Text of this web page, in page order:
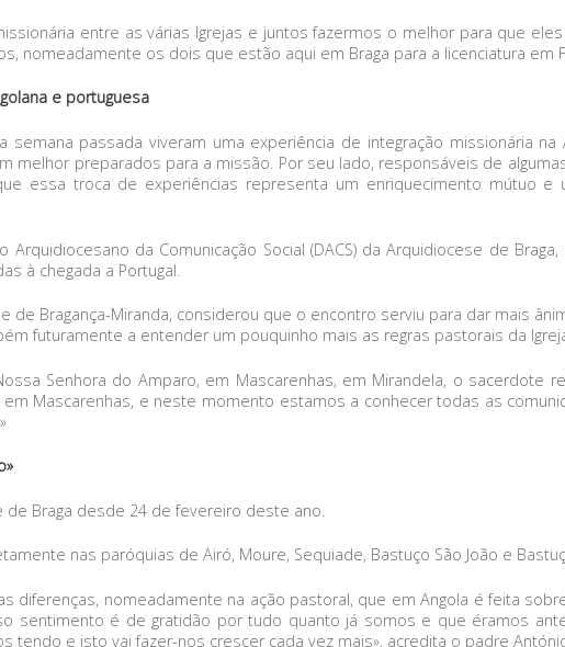
entre as várias Igrejas e juntos fazermos o melhor para que
nomeadamente os dois que estão aqui em Braga para a licenciatura em
e portuguesa
passada viveram uma experiência de integração missionária
melhor preparados para a missão. Por seu lado, responsáveis de
essa troca de experiências representa um enriquecimento mútuo e
da Comunicação Social (DACS) da Arquidiocese de
à chegada a Portugal.
de Bragança-Miranda, considerou que o encontro serviu para dar mais
futuramente a entender um pouquinho mais as regras pastorais da
Senhora do Amparo, em Mascarenhas, em Mirandela, o sacerdote
Mascarenhas, e neste momento estamos a conhecer todas as
de Braga desde 24 de fevereiro deste ano.
nas paróquias de Airó, Moure, Sequiade, Bastuço São João e
diferenças, nomeadamente na ação pastoral, que em Angola é feita
sentimento é de gratidão por tudo quanto já somos e que éramos
tendo e isto vai fazer-nos crescer cada vez mais», acredita o padre